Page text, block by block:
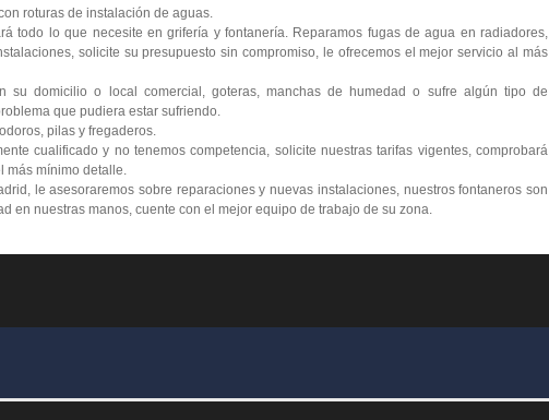
roturas de instalación de aguas.
todo lo que necesite en grifería y fontanería. Reparamos fugas de agua en radiadores,
solicite su presupuesto sin compromiso, le ofrecemos el mejor servicio al más
su domicilio o local comercial, goteras, manchas de humedad o sufre algún tipo de
que pudiera estar sufriendo.
pilas y fregaderos.
cualificado y no tenemos competencia, solicite nuestras tarifas vigentes, comprobará
más mínimo detalle.
le asesoraremos sobre reparaciones y nuevas instalaciones, nuestros fontaneros son
en nuestras manos, cuente con el mejor equipo de trabajo de su zona.